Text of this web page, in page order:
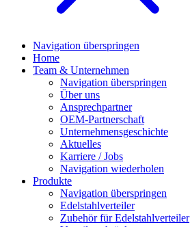
Navigation überspringen
Home
Team & Unternehmen
Navigation überspringen
Über uns
Ansprechpartner
OEM-Partnerschaft
Unternehmensgeschichte
Aktuelles
Karriere / Jobs
Navigation wiederholen
Produkte
Navigation überspringen
Edelstahlverteiler
Zubehör für Edelstahlverteiler